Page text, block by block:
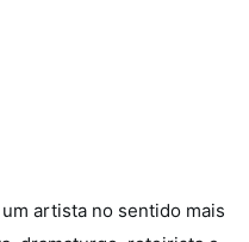
artista no sentido mais